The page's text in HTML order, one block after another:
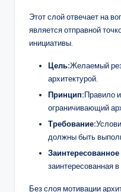
Этот слой отвечает на
является отправной
инициативы.
Цель:Желаемый
архитектурой.
Принцип:Правило
ограничивающий
Требование:
должны быть
заинтересованная в
Без слоя мотивации